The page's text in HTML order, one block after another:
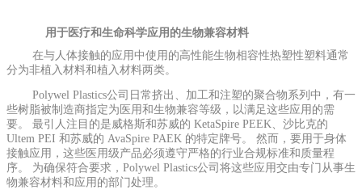
用于医疗和生命科学应用的生物兼容材料
在与人体接触的应用中使用的高性能生物相容性热塑性塑料通常
分为非植入材料和植入材料两类。
Polywel Plastics公司日常挤出、加工和注塑的聚合物系列中，有一
些树脂被制造商指定为医用和生物兼容等级，以满足这些应用的需
要。 最引人注目的是威格斯和苏威的 KetaSpire PEEK、沙比克的
Ultem PEI 和苏威的 AvaSpire PAEK 的特定牌号。 然而，要用于身体
接触应用，这些医用级产品必须遵守严格的行业合规标准和质量程
序。 为确保符合要求，Polywel Plastics公司将这些应用交由专门从事生
物兼容材料和应用的部门处理。